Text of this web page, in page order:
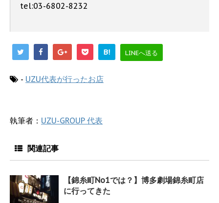
tel:03-6802-8232
B! LINEへ送る
- UZU代表が行ったお店
執筆者： UZU-GROUP 代表
関連記事
【錦糸町No1では？】博多劇場錦糸町店
に行ってきた